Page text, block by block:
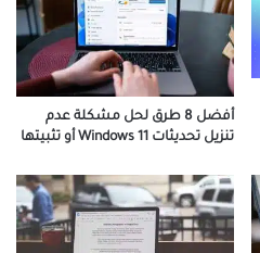
أفضل 8 طرق لحل مشكلة عدم
تنزيل تحديثات Windows 11 أو تثبيتها